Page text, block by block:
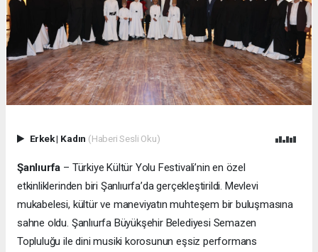
Erkek| Kadın (Haberi Sesli Oku)
Şanlıurfa – Türkiye Kültür Yolu Festivali’nin en özel
etkinliklerinden biri Şanlıurfa’da gerçekleştirildi. Mevlevi
mukabelesi, kültür ve maneviyatın muhteşem bir buluşmasına
sahne oldu. Şanlıurfa Büyükşehir Belediyesi Semazen
Topluluğu ile dini musiki korosunun eşsiz performans